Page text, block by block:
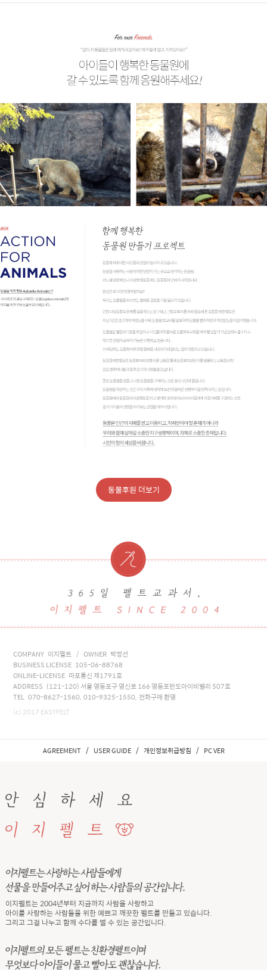
동물후원 더보기
COMPANY 이지펠트 / OWNER 박정선
BUSINESS LICENSE 105-06-88768
ONLINE-LICENSE 마포통신 제1791호
ADDRESS (121-120) 서울 영등포구 영신로 166 영등포반도아이비밸리 507호
TEL 070-8627-1560, 010-9325-1550, 전화구매 환영
(c) 2017 EASYFELT
AGREEMENT / USER GUIDE / 개인정보취급방침 / PC VER
이지펠트는 2004년부터 지금까지 사람을 사랑하고
아이를 사랑하는 사람들을 위한 예쁘고 깨끗한 펠트를 만들고 있습니다.
그리고 그걸 나누고 함께 수다를 떨 수 있는 공간입니다.